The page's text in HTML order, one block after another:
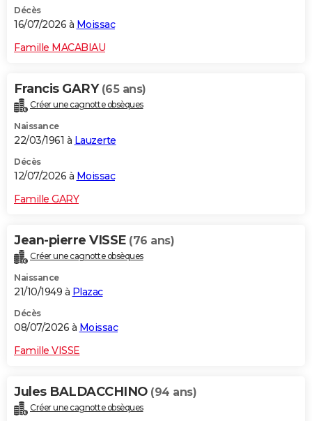
Décès
16/07/2026 à Moissac
Famille MACABIAU
Francis GARY (65 ans)
Créer une cagnotte obsèques
Naissance
22/03/1961 à Lauzerte
Décès
12/07/2026 à Moissac
Famille GARY
Jean-pierre VISSE (76 ans)
Créer une cagnotte obsèques
Naissance
21/10/1949 à Plazac
Décès
08/07/2026 à Moissac
Famille VISSE
Jules BALDACCHINO (94 ans)
Créer une cagnotte obsèques